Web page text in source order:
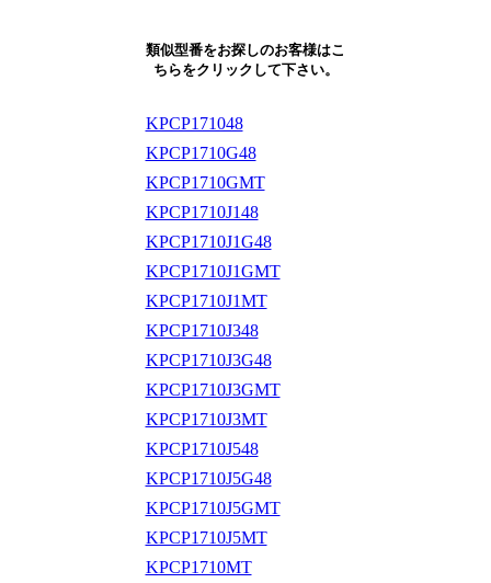
類似型番をお探しのお客様はこ
ちらをクリックして下さい。
KPCP171048
KPCP1710G48
KPCP1710GMT
KPCP1710J148
KPCP1710J1G48
KPCP1710J1GMT
KPCP1710J1MT
KPCP1710J348
KPCP1710J3G48
KPCP1710J3GMT
KPCP1710J3MT
KPCP1710J548
KPCP1710J5G48
KPCP1710J5GMT
KPCP1710J5MT
KPCP1710MT